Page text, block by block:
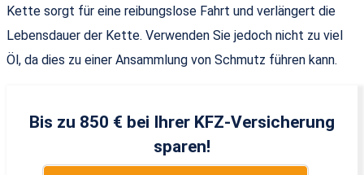
Kette sorgt für eine reibungslose Fahrt und verlängert die
Lebensdauer der Kette. Verwenden Sie jedoch nicht zu viel
Öl, da dies zu einer Ansammlung von Schmutz führen kann.
Bis zu 850 € bei Ihrer KFZ-Versicherung
sparen!